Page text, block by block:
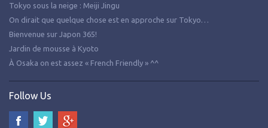
Tokyo sous la neige : Meiji Jingu
On dirait que quelque chose est en approche sur Tokyo…
Bienvenue sur Japon 365!
Jardin de mousse à Kyoto
À Osaka on est assez « French Friendly » ^^
Follow Us